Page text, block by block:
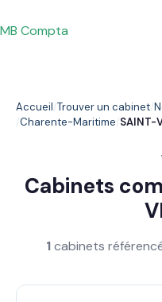
au
contenu
MB Compta
Accueil Trouver un cabinet
Charente-Maritime SAINT-
Cabinets
1cabinets